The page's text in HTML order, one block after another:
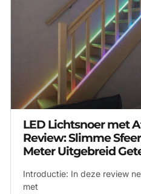
LED Lichtsnoer met
Review: Slimme
Meter Uitgebreid
Introductie: In deze review
met